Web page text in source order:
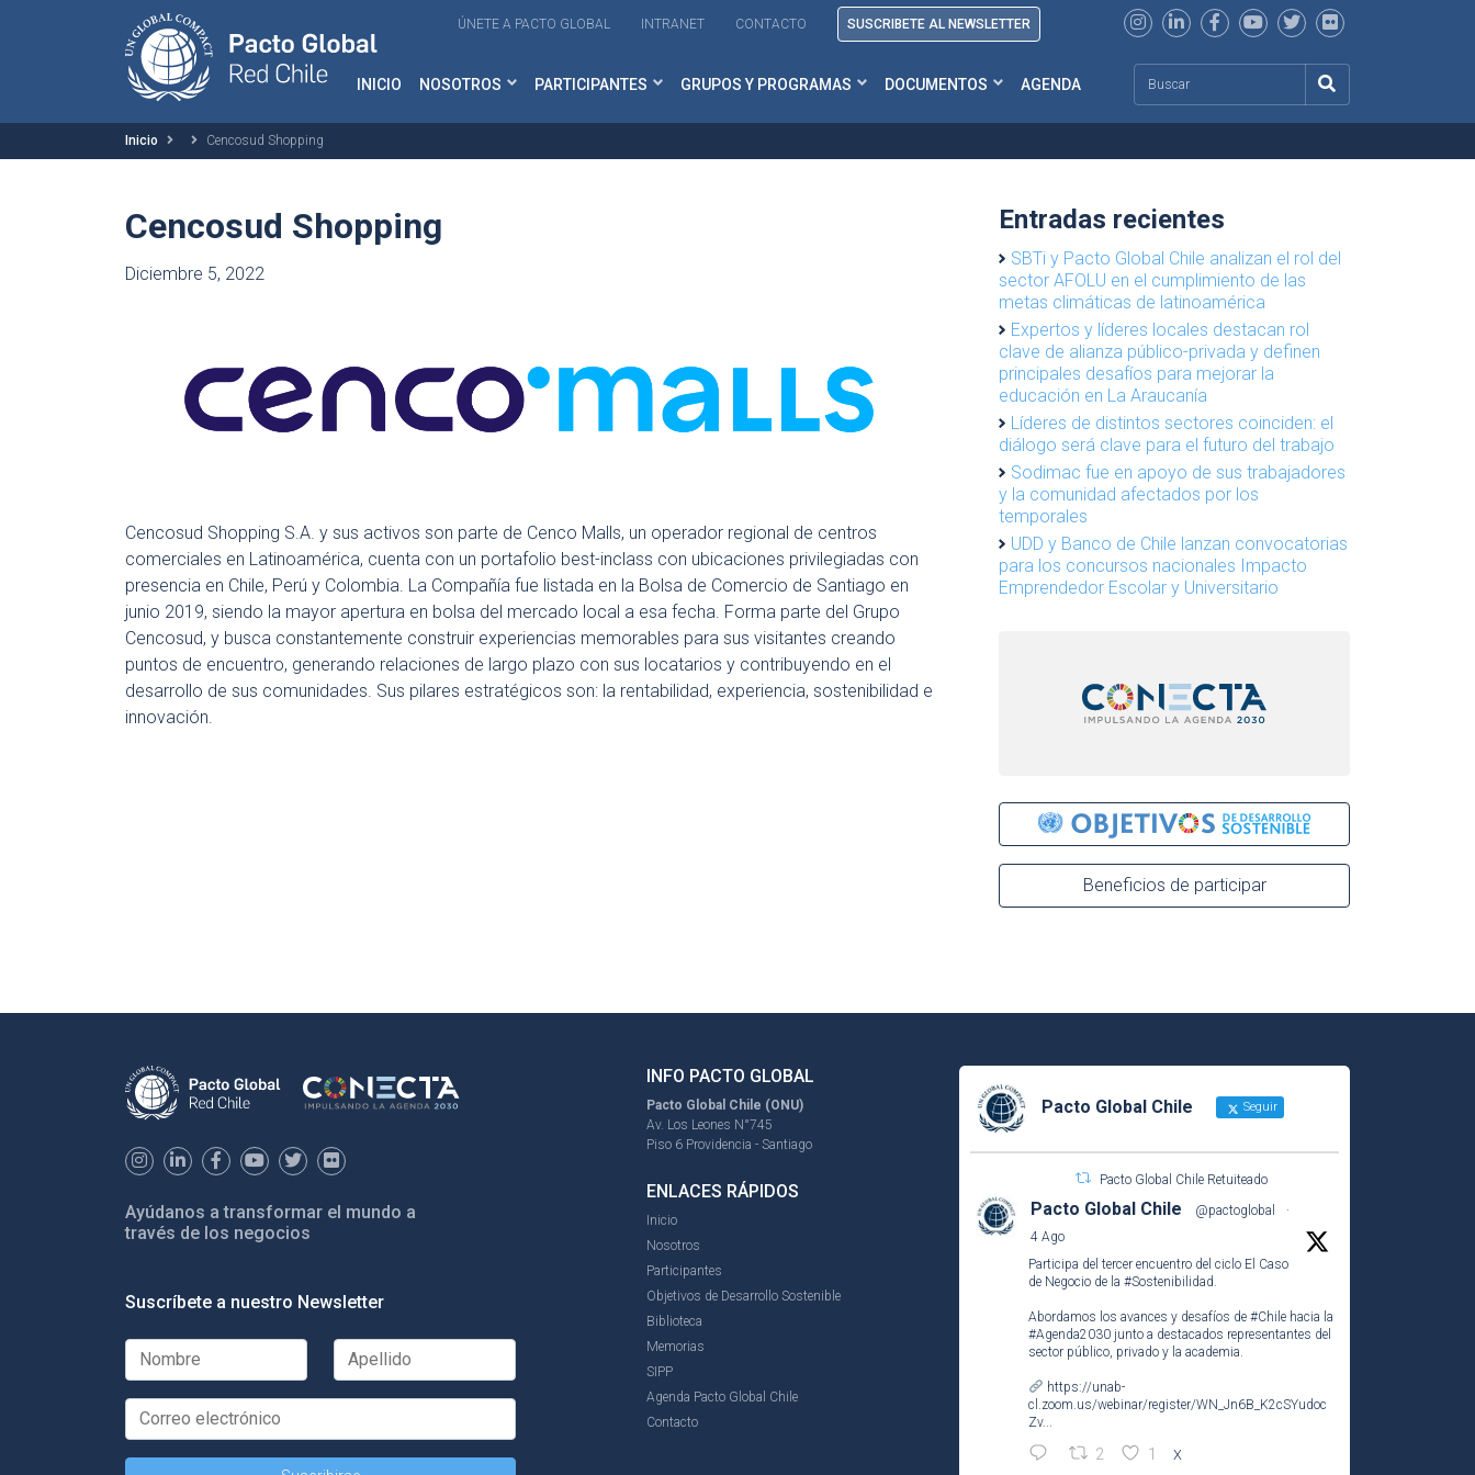
ÚNETE A PACTO GLOBAL INTRANET CONTACTO SUSCRIBETE AL NEWSLETTER
INICIO NOSOTROS PARTICIPANTES GRUPOS Y PROGRAMAS DOCUMENTOS AGENDA
Inicio Cencosud Shopping
Cencosud Shopping
Diciembre 5, 2022
Cencosud Shopping S.A. y sus activos son parte de Cenco Malls, un operador regional de centros
comerciales en Latinoamérica, cuenta con un portafolio best-inclass con ubicaciones privilegiadas con
presencia en Chile, Perú y Colombia. La Compañía fue listada en la Bolsa de Comercio de Santiago en
junio 2019, siendo la mayor apertura en bolsa del mercado local a esa fecha. Forma parte del Grupo
Cencosud, y busca constantemente construir experiencias memorables para sus visitantes creando
puntos de encuentro, generando relaciones de largo plazo con sus locatarios y contribuyendo en el
desarrollo de sus comunidades. Sus pilares estratégicos son: la rentabilidad, experiencia, sostenibilidad e
innovación.
Entradas recientes
SBTi y Pacto Global Chile analizan el rol del
sector AFOLU en el cumplimiento de las
metas climáticas de latinoamérica
Expertos y líderes locales destacan rol
clave de alianza público-privada y definen
principales desafíos para mejorar la
educación en La Araucanía
Líderes de distintos sectores coinciden: el
diálogo será clave para el futuro del trabajo
Sodimac fue en apoyo de sus trabajadores
y la comunidad afectados por los
temporales
UDD y Banco de Chile lanzan convocatorias
para los concursos nacionales Impacto
Emprendedor Escolar y Universitario
Beneficios de participar
Ayúdanos a transformar el mundo a
través de los negocios
Suscríbete a nuestro Newsletter
INFO PACTO GLOBAL
Pacto Global Chile (ONU)
Av. Los Leones N°745
Piso 6 Providencia - Santiago
ENLACES RÁPIDOS
Inicio
Nosotros
Participantes
Objetivos de Desarrollo Sostenible
Biblioteca
Memorias
SIPP
Agenda Pacto Global Chile
Contacto
Pacto Global Chile Seguir
Pacto Global Chile Retuiteado
Pacto Global Chile @pactoglobal
·
4 Ago
Participa del tercer encuentro del ciclo El Caso
de Negocio de la #Sostenibilidad.
Abordamos los avances y desafíos de #Chile hacia la
#Agenda2030 junto a destacados representantes del
sector público, privado y la academia.
https://unab-
cl.zoom.us/webinar/register/WN_Jn6B_K2cSYudoc
Zv...
2 1 X